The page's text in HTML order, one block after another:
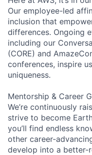
Our employee-led
inclusion that
differences. Ongoing
including our
(CORE) and
conferences, inspire
uniqueness.
Mentorship & Career
We’re continuously
strive to become
you’ll find endless
other career-
develop into a better-